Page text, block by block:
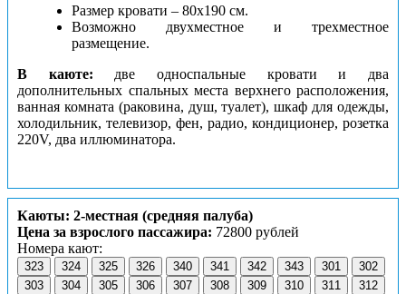
Размер кровати – 80х190 см.
Возможно двухместное и трехместное
размещение.
В каюте: две односпальные кровати и два
дополнительных спальных места верхнего расположения,
ванная комната (раковина, душ, туалет), шкаф для одежды,
холодильник, телевизор, фен, радио, кондиционер, розетка
220V, два иллюминатора.
Каюты: 2-местная (средняя палуба)
Цена за взрослого пассажира: 72800 рублей
Номера кают:
323 324 325 326 340 341 342 343 301
302
303
304 305 306 307 308 309 310 311
312